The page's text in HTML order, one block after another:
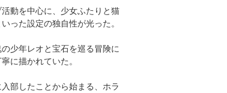
動を中心に、少女ふたりと猫
った設定の独自性が光った。
少年レオと宝石を巡る冒険に
に描かれていた。
部したことから始まる、ホラ